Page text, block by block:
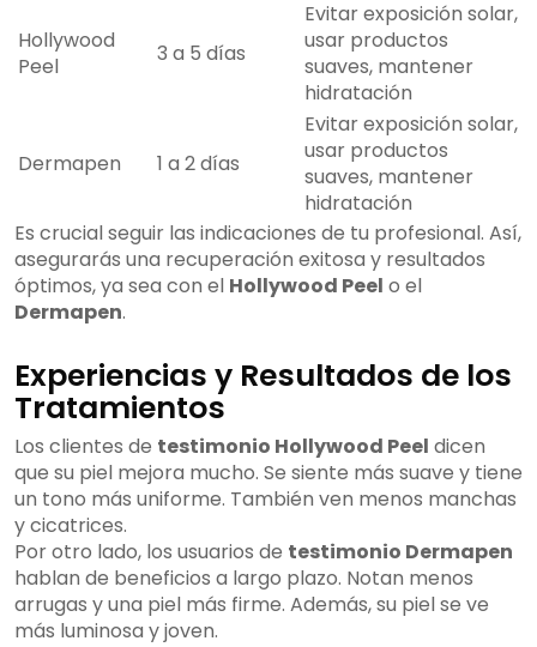
Hollywood
Peel
3 a 5 días
Evitar exposición solar,
usar productos
suaves, mantener
hidratación
Dermapen 1 a 2 días
Evitar exposición solar,
usar productos
suaves, mantener
hidratación
Es crucial seguir las indicaciones de tu profesional. Así,
asegurarás una recuperación exitosa y resultados
óptimos, ya sea con el Hollywood Peel o el
Dermapen.
Experiencias y Resultados de los
Tratamientos
Los clientes de testimonio Hollywood Peel dicen
que su piel mejora mucho. Se siente más suave y tiene
un tono más uniforme. También ven menos manchas
y cicatrices.
Por otro lado, los usuarios de testimonio Dermapen
hablan de beneficios a largo plazo. Notan menos
arrugas y una piel más firme. Además, su piel se ve
más luminosa y joven.